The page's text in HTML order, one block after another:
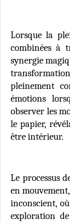
Lorsque la
combinées à
synergie
pleinement
émotions
observer les
le papier,
être intérieur.
Le processus
en
inconscient,
exploration